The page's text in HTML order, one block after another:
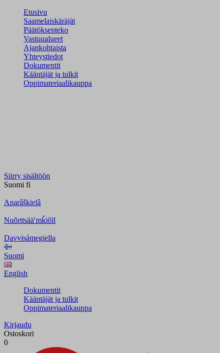
Etusivu
Saamelaiskäräjät
Päätöksenteko
Vastuualueet
Ajankohtaista
Yhteystiedot
Dokumentit
Kääntäjät ja tulkit
Oppimateriaalikauppa
Siirry sisältöön
Suomi fi
Anarâškielâ
Nuõrttsääʹmǩiõll
Davvisámegiella
Suomi
English
Dokumentit
Kääntäjät ja tulkit
Oppimateriaalikauppa
Kirjaudu
Ostoskori
0